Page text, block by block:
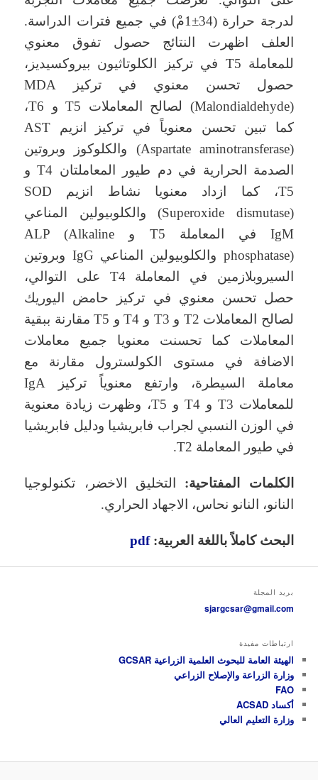
لدرجة حرارة (34±1مْ) في جميع فترات الدراسة.
العلف اظهرت النتائج حصول تفوق معنوي
للمعاملة T5 في تركيز الكلوتاثيون بيروكسيديز،
حصول تحسن معنوي في تركيز MDA
(Malondialdehyde) لصالح المعاملات T5 و T6،
كما تبين تحسن معنوياً في تركيز انزيم AST
(Aspartate aminotransferase) والكلوكوز وبروتين
الصدمة الحرارية في دم طيور المعاملتان T4 و
T5، كما ازداد معنويا نشاط انزيم SOD
(Superoxide dismutase) والكلوبيولين المناعي
IgM في المعاملة T5 و ALP (Alkaline
phosphatase) والكلوبيولين المناعي IgG وبروتين
السيروبلازمين في المعاملة T4 على التوالي،
حصل تحسن معنوي في تركيز حامض اليوريك
لصالح المعاملات T2 و T3 و T4 و T5 مقارنة ببقية
المعاملات كما تحسنت معنويا جميع معاملات
الاضافة في مستوى الكولسترول مقارنة مع
معاملة السيطرة، وارتفع معنوياً تركيز IgA
للمعاملات T3 و T4 و T5، وظهرت زيادة معنوية
في الوزن النسبي لجراب فابريشيا ودليل فابريشيا
في طيور المعاملة T2.
الكلمات المفتاحية: التخليق الاخضر، تكنولوجيا
النانو، النانو نحاس، الاجهاد الحراري.
البحث كاملاً باللغة العربية:pdf
بريد المجلة
sjargcsar@gmail.com
ارتباطات مفيدة
الهيئة العامة للبحوث العلمية الزراعية GCSAR
وزارة الزراعة والإصلاح الزراعي
FAO
أكساد ACSAD
وزارة التعليم العالي